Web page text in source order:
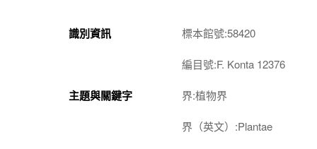
識別資訊 標本館號:58420
編目號:F. Konta 12376
主題與關鍵字 界:植物界
界（英文）:Plantae